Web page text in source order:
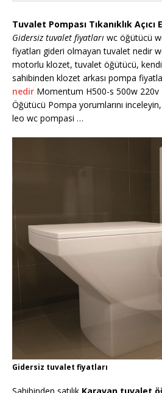
Tuvalet Pompası Tıkanıklık
Gidersiz tuvalet fiyatları wc öğütücü
fiyatları gideri olmayan tuvalet nedir
motorlu klozet, tuvalet öğütücü,
sahibinden klozet arkası pompa
nedir Momentum H500-s 500w 220v
Öğütücü Pompa yorumlarını
leo wc pompasi …
Gidersiz tuvalet fiyatları